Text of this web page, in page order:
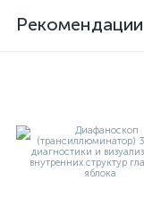
Рекомендации